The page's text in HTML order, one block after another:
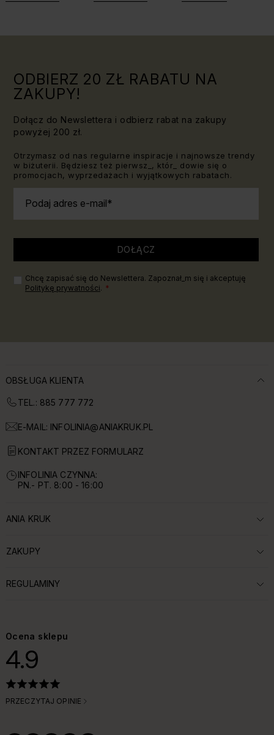
ODBIERZ 20 ZŁ RABATU NA
ZAKUPY!
Dołącz do Newslettera i odbierz rabat na zakupy
powyżej 200 zł.
Otrzymasz od nas regularne inspiracje i najnowsze trendy
w biżuterii. Będziesz też pierwsz_, któr_ dowie się o
promocjach, wyprzedażach i wyjątkowych rabatach.
Podaj adres e-mail
DOŁĄCZ
Chcę zapisać się do Newslettera. Zapoznał_m się i akceptuję
Politykę prywatności.
OBSŁUGA KLIENTA
TEL.: 885 777 772
E-MAIL: INFOLINIA@ANIAKRUK.PL
KONTAKT PRZEZ FORMULARZ
INFOLINIA CZYNNA:
PN.- PT. 8:00 - 16:00
ROZWIŃ SEKCJĘ:
ANIA KRUK
ROZWIŃ SEKCJĘ:
ZAKUPY
ROZWIŃ SEKCJĘ:
REGULAMINY
Ocena sklepu
4.9
PRZECZYTAJ OPINIE